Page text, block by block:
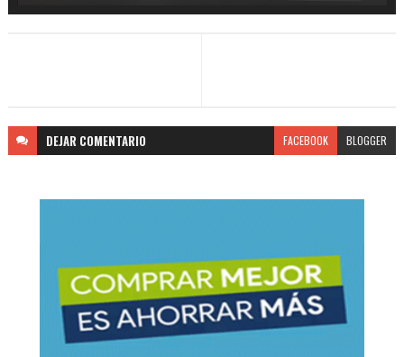
DEJAR COMENTARIO FACEBOOK BLOGGER